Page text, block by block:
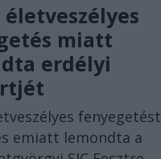
miatt
erdélyi
fenyegetést
emiatt lemondta a